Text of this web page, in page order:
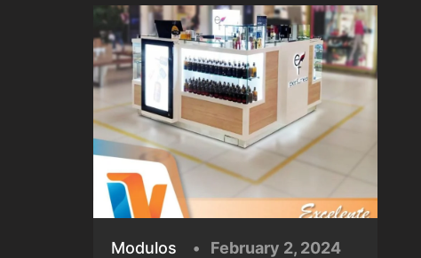
Modulos February 2, 2024